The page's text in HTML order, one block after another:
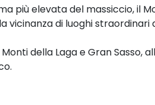
più elevata del massiccio, il
vicinanza di luoghi
della Laga e Gran Sasso,